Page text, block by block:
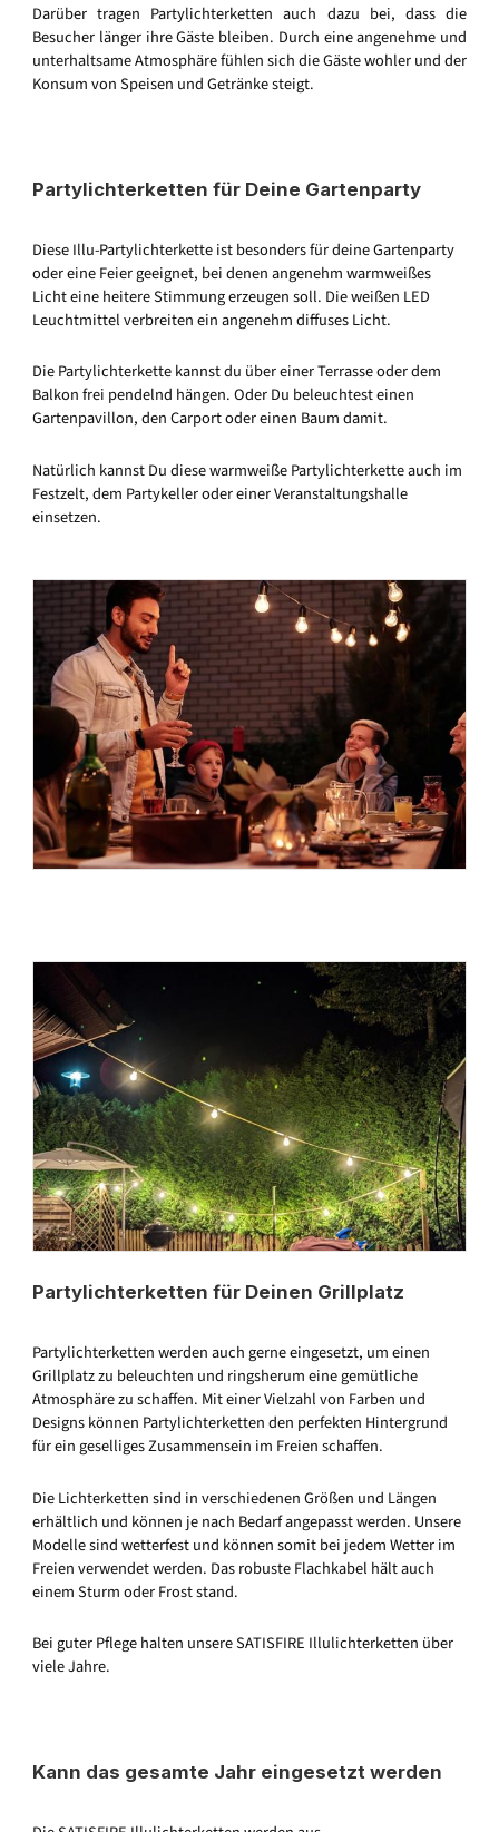
Darüber tragen Partylichterketten auch dazu bei, dass die
Besucher länger ihre Gäste bleiben. Durch eine angenehme und
unterhaltsame Atmosphäre fühlen sich die Gäste wohler und der
Konsum von Speisen und Getränke steigt.
Partylichterketten für Deine Gartenparty
Diese Illu-Partylichterkette ist besonders für deine Gartenparty
oder eine Feier geeignet, bei denen angenehm warmweißes
Licht eine heitere Stimmung erzeugen soll. Die weißen LED
Leuchtmittel verbreiten ein angenehm diffuses Licht.
Die Partylichterkette kannst du über einer Terrasse oder dem
Balkon frei pendelnd hängen. Oder Du beleuchtest einen
Gartenpavillon, den Carport oder einen Baum damit.
Natürlich kannst Du diese warmweiße Partylichterkette auch im
Festzelt, dem Partykeller oder einer Veranstaltungshalle
einsetzen.
Partylichterketten für Deinen Grillplatz
Partylichterketten werden auch gerne eingesetzt, um einen
Grillplatz zu beleuchten und ringsherum eine gemütliche
Atmosphäre zu schaffen. Mit einer Vielzahl von Farben und
Designs können Partylichterketten den perfekten Hintergrund
für ein geselliges Zusammensein im Freien schaffen.
Die Lichterketten sind in verschiedenen Größen und Längen
erhältlich und können je nach Bedarf angepasst werden. Unsere
Modelle sind wetterfest und können somit bei jedem Wetter im
Freien verwendet werden. Das robuste Flachkabel hält auch
einem Sturm oder Frost stand.
Bei guter Pflege halten unsere SATISFIRE Illulichterketten über
viele Jahre.
Kann das gesamte Jahr eingesetzt werden